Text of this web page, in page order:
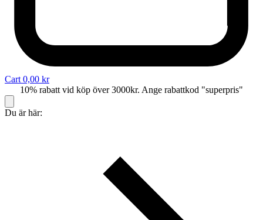
Cart 0,00 kr
10% rabatt vid köp över 3000kr. Ange rabattkod "superpris"
Du är här: